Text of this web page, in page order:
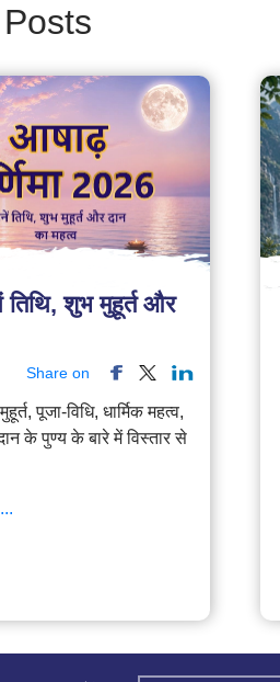
तिथि, शुभ मुहूर्त और
Share on
पूजा-विधि, धार्मिक महत्व,
के पुण्य के बारे में विस्तार से